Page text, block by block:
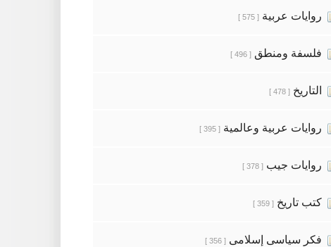
روايات عربية [ 575 ]
فلسفة ومنطق [ 496 ]
التاريخ [ 478 ]
روايات عربية وعالمية [ 395 ]
روايات جيب [ 378 ]
كتب تاريخ [ 359 ]
فكر سياسى إسلامى [ 356 ]